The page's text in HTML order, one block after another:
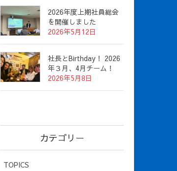
2026年度上期社員総会
を開催しました
2026年5月12日
社長とBirthday！ 2026
年３月、4月チーム！
2026年5月8日
カテゴリー
TOPICS